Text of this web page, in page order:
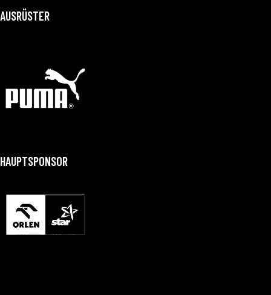
AUSRÜSTER
HAUPTSPONSOR